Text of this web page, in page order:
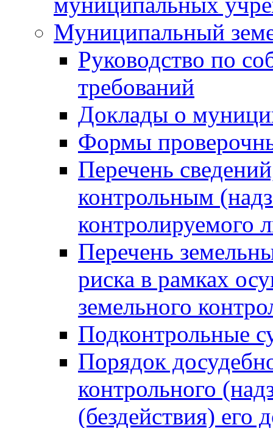
Муниципальный
Руководство по
требований
Доклады о
Формы
Перечень
контрольным
контролируемого
Перечень
риска в рамках
земельного
Подконтрольные
Порядок
контрольного
(бездействия)